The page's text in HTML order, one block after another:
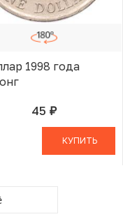
1998 года
45 руб.В КОРЗИНЕ
КУПИТЬ